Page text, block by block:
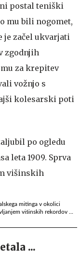
postal teniški
mu bili nogomet,
je začel ukvarjati
zgodnjih
za krepitev
vožnjo s
kolesarski poti
mitinga v okolici
višinskih rekordov ...
...